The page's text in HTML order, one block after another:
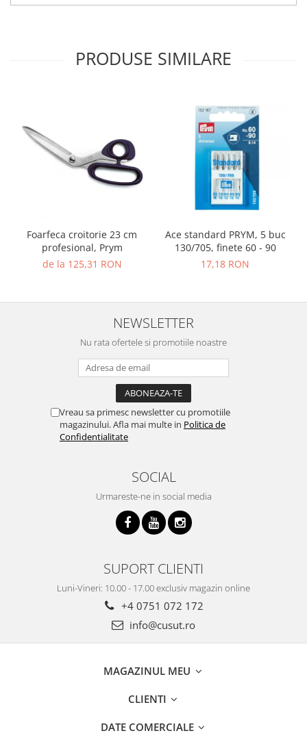
PRODUSE SIMILARE
Foarfeca croitorie 23 cm
profesional, Prym
de la 125,31 RON
Ace standard PRYM, 5 buc
130/705, finete 60 - 90
17,18 RON
NEWSLETTER
Nu rata ofertele si promotiile noastre
Vreau sa primesc newsletter cu promotiile
magazinului. Afla mai multe in Politica de
Confidentialitate
SOCIAL
Urmareste-ne in social media
SUPORT CLIENTI
Luni-Vineri: 10.00 - 17.00 exclusiv magazin online
+4 0751 072 172
info@cusut.ro
MAGAZINUL MEU
CLIENTI
DATE COMERCIALE